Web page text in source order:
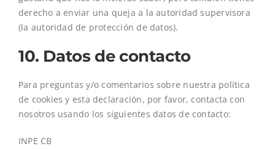
derecho a enviar una queja a la autoridad supervisora
(la autoridad de protección de datos).
10. Datos de contacto
Para preguntas y/o comentarios sobre nuestra política
de cookies y esta declaración, por favor, contacta con
nosotros usando los siguientes datos de contacto:
INPE CB